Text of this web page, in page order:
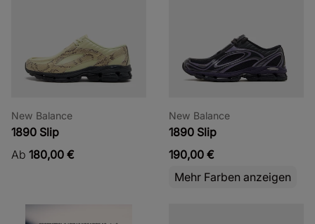
New Balance
1890 Slip
Ab 180,00 €
New Balance
1890 Slip
190,00 €
Mehr Farben anzeigen